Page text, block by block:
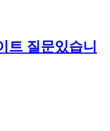
트 질문있습니